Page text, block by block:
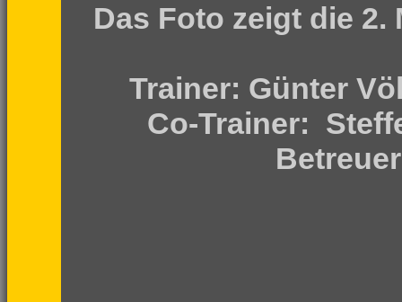
Das Foto zeigt die 2.
Trainer: Günter
Co-Trainer: